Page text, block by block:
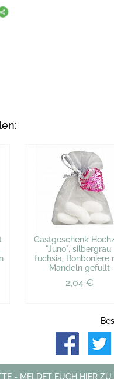
Gastgeschenk
"Juno", silbergrau,
fuchsia, Bonboniere
Mandeln gefüllt
2,04 €
- MELDET EUCH HIER